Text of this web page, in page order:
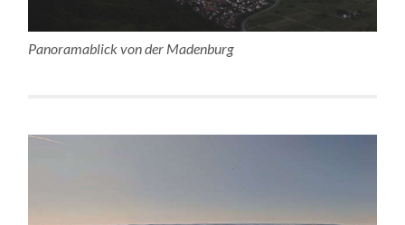
Panoramablick von der Madenburg